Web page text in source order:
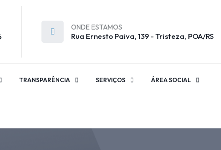
ONDE ESTAMOS
Rua Ernesto Paiva, 139 - Tristeza, POA/RS
TRANSPARÊNCIA SERVIÇOS ÁREA SOCIAL